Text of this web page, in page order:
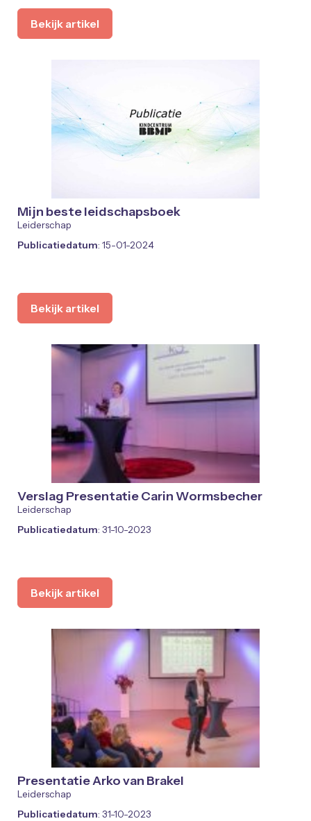
Bekijk artikel
Mijn beste leidschapsboek
Leiderschap
Publicatiedatum: 15-01-2024
Bekijk artikel
Verslag Presentatie Carin Wormsbecher
Leiderschap
Publicatiedatum: 31-10-2023
Bekijk artikel
Presentatie Arko van Brakel
Leiderschap
Publicatiedatum: 31-10-2023